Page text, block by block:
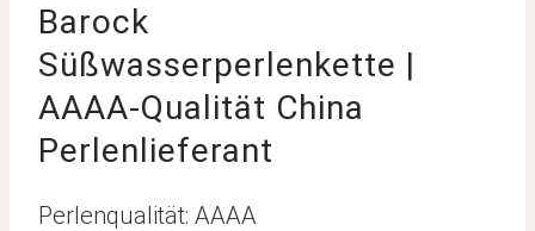
Barock
Süßwasserperlenkette |
AAAA-Qualität China
Perlenlieferant
Perlenqualität: AAAA